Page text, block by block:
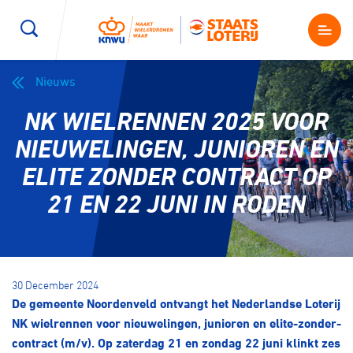
Kenniscentrum
Magazine
Nieuws
Shop
Producten en diensten
Contact
Nieuws
NK WIELRENNEN 2025 VOOR
NIEUWELINGEN, JUNIOREN EN
ELITE ZONDER CONTRACT OP
21 EN 22 JUNI IN RODEN
30 December 2024
De gemeente Noordenveld ontvangt het Nederlandse Loterij
NK wielrennen voor nieuwelingen, junioren en elite-zonder-
contract (m/v). Op zaterdag 21 en zondag 22 juni klinkt zes
Wegwielrennen Mountainbiken
Kunstwielrijden ID-Cycling
Baanwielrennen Strandrace
BMX freestyle
Veldrijden Biketrial